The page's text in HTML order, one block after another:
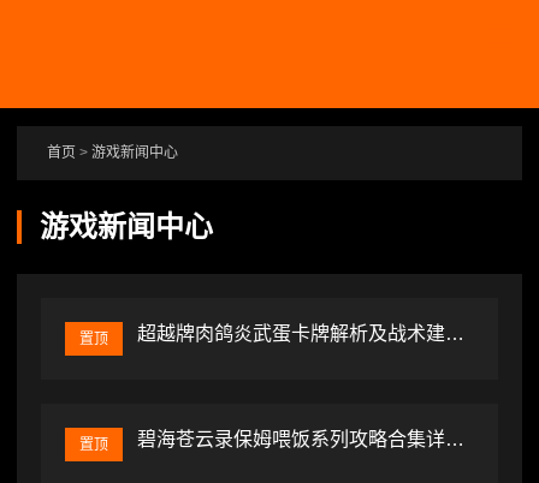
首页 > 游戏新闻中心
游戏新闻中心
置顶 超越牌肉鸽炎武蛋卡牌解析及战术建议-辰飞雨辰飞雨智可游社
置顶 碧海苍云录保姆喂饭系列攻略合集详解-辰飞雨辰飞雨智可游社